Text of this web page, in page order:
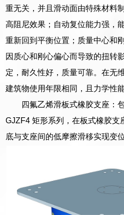
重无关，并且滑动面由特殊材料
高阻尼效果；自动复位能力强，
重新回到平衡位置；质量中心和
因质心和刚心偏心而导致的扭转
定，耐久性好，质量可靠。在无
建筑物使用年限相同，且力学性
四氟乙烯滑板式橡胶支座：
GJZF4 矩形系列，在板式橡胶支
底与支座间的低摩擦滑移实现变